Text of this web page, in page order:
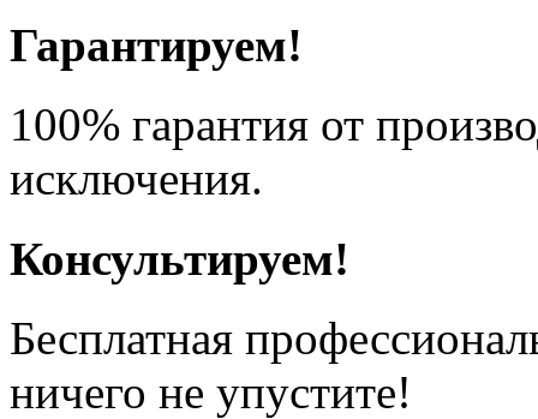
Гарантируем!
100% гарантия от
исключения.
Консультируем!
Бесплатная
ничего не упустите!